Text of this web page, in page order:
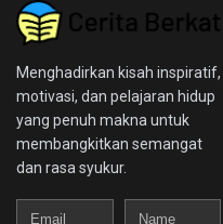
Menghadirkan kisah inspiratif,
motivasi, dan pelajaran hidup
yang penuh makna untuk
membangkitkan semangat
dan rasa syukur.
Email
Name